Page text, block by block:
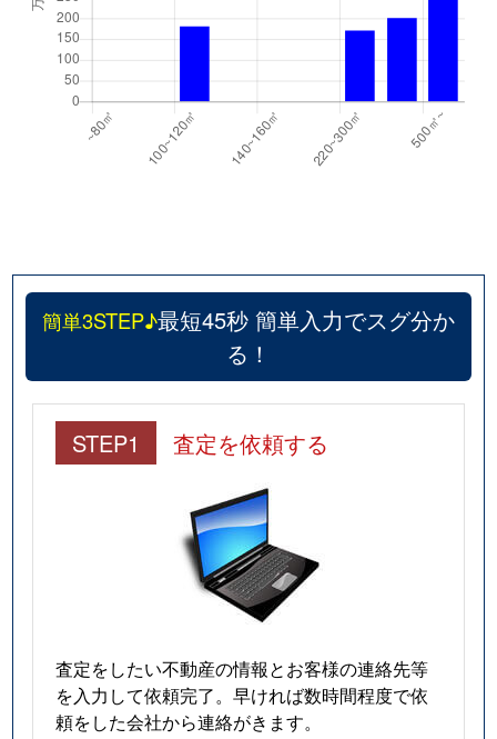
簡単3STEP♪最短45秒 簡単入力でスグ分か
る！
STEP1 査定を依頼する
査定をしたい不動産の情報とお客様の連絡先等
を入力して依頼完了。早ければ数時間程度で依
頼をした会社から連絡がきます。